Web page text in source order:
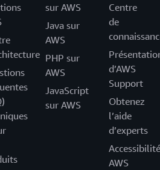
sur AWS
Java sur
AWS
PHP sur
AWS
JavaScript
sur AWS
Centre
de
d’AWS
Support
Obtenez
l’aide
d’experts
Accessibilité
AWS